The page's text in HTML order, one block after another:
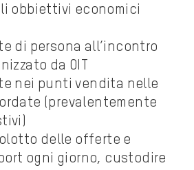
obbiettivi economici
di persona all’incontro
da OIT
nei punti vendita nelle
(prevalentemente
delle offerte e
ogni giorno, custodire